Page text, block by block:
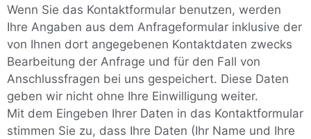
Wenn Sie das Kontaktformular benutzen, werden
Ihre Angaben aus dem Anfrageformular inklusive der
von Ihnen dort angegebenen Kontaktdaten zwecks
Bearbeitung der Anfrage und für den Fall von
Anschlussfragen bei uns gespeichert. Diese Daten
geben wir nicht ohne Ihre Einwilligung weiter.
Mit dem Eingeben Ihrer Daten in das Kontaktformular
stimmen Sie zu, dass Ihre Daten (Ihr Name und Ihre